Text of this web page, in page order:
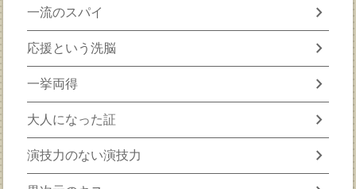
一流のスパイ chevron_right
応援という洗脳 chevron_right
一挙両得 chevron_right
大人になった証 chevron_right
演技力のない演技力 chevron_right